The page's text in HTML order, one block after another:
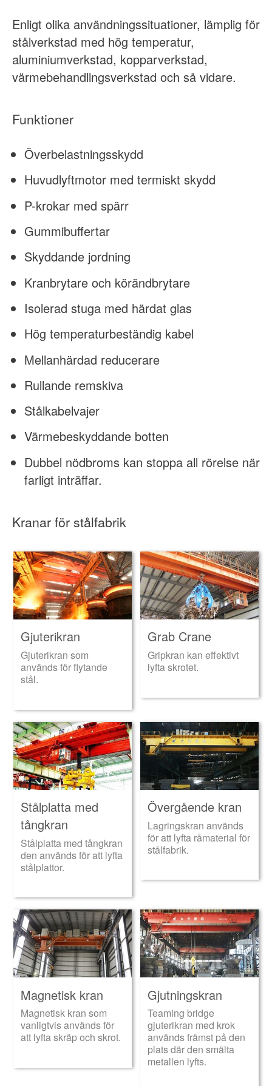
Enligt olika användningssituationer, lämplig för
stålverkstad med hög temperatur,
aluminiumverkstad, kopparverkstad,
värmebehandlingsverkstad och så vidare.
Funktioner
Överbelastningsskydd
Huvudlyftmotor med termiskt skydd
P-krokar med spärr
Gummibuffertar
Skyddande jordning
Kranbrytare och körändbrytare
Isolerad stuga med härdat glas
Hög temperaturbeständig kabel
Mellanhärdad reducerare
Rullande remskiva
Stålkabelvajer
Värmebeskyddande botten
Dubbel nödbroms kan stoppa all rörelse när
farligt inträffar.
Kranar för stålfabrik
Gjuterikran
Gjuterikran som
används för flytande
stål.
Grab Crane
Gripkran kan effektivt
lyfta skrotet.
Stålplatta med
tångkran
Stålplatta med tångkran
den används för att lyfta
stålplattor.
Övergående kran
Lagringskran används
för att lyfta råmaterial för
stålfabrik.
Magnetisk kran
Magnetisk kran som
vanligtvis används för
att lyfta skräp och skrot.
Gjutningskran
Teaming bridge
gjuterikran med krok
används främst på den
plats där den smälta
metallen lyfts.